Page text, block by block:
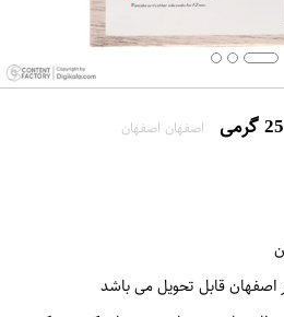
اصفهان اصفهان
قابل تحویل می باشد